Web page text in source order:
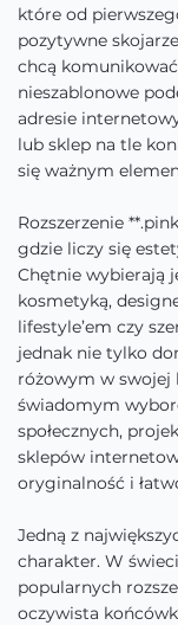
które od
pozytywne
chcą
nieszablonowe
adresie
lub sklep na tle
się ważnym
Rozszerzenie
gdzie liczy się
Chętnie wybierają
kosmetyką,
lifestyle’em czy
jednak nie tylko
różowym w swojej
świadomym
społecznych,
sklepów
oryginalność i
Jedną z
charakter. W
popularnych
oczywista